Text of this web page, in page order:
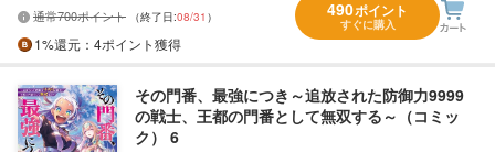
通常700ポイント （終了日:08/31 ）
1%還元 ：4ポイント獲得
490ポイント
すぐに購入
その門番、最強につき～追放された防御力9999
の戦士、王都の門番として無双する～（コミッ
ク） 6